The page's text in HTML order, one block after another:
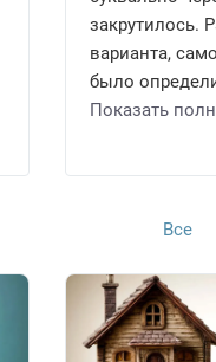
закрутилось.
варианта,
было
Показать
Все